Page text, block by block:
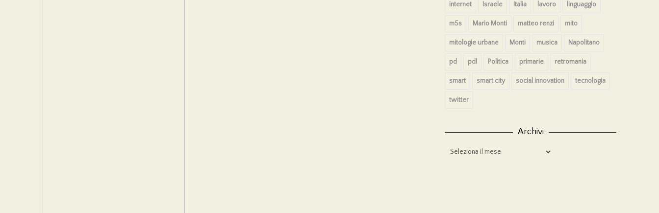
internet Israele Italia lavoro linguaggio
m5s Mario Monti matteo renzi mito
mitologie urbane Monti musica Napolitano
pd pdl Politica primarie retromania
smart smart city social innovation tecnologia
twitter
Archivi
Archivi